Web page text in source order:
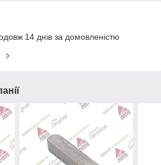
14 днів за домовленістю